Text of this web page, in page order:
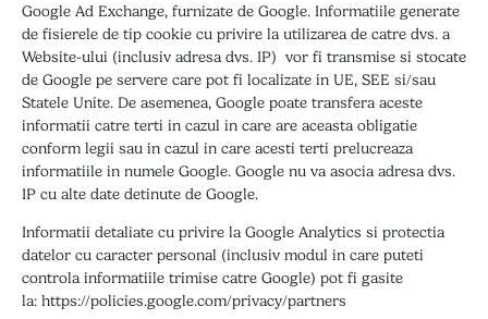
Google Ad Exchange, furnizate de Google. Informatiile generate
de fisierele de tip cookie cu privire la utilizarea de catre dvs. a
Website-ului (inclusiv adresa dvs. IP) vor fi transmise si stocate
de Google pe servere care pot fi localizate in UE, SEE si/sau
Statele Unite. De asemenea, Google poate transfera aceste
informatii catre terti in cazul in care are aceasta obligatie
conform legii sau in cazul in care acesti terti prelucreaza
informatiile in numele Google. Google nu va asocia adresa dvs.
IP cu alte date detinute de Google.
Informatii detaliate cu privire la Google Analytics si protectia
datelor cu caracter personal (inclusiv modul in care puteti
controla informatiile trimise catre Google) pot fi gasite
la: https://policies.google.com/privacy/partners